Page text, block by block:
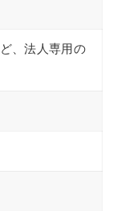
、法人専用の